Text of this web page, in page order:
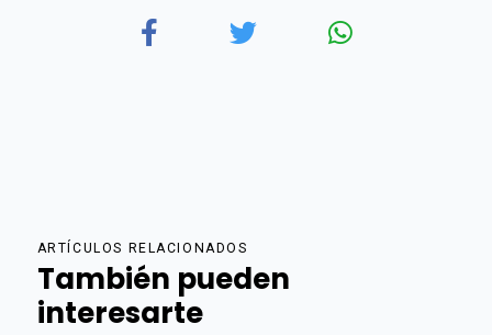
ARTÍCULOS RELACIONADOS
También pueden
interesarte